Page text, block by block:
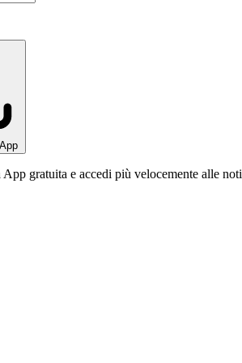
App gratuita e accedi più velocemente alle